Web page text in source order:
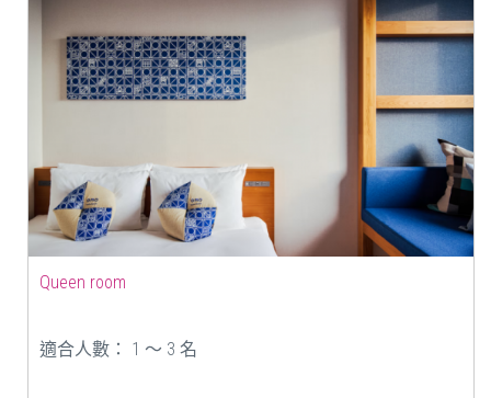
Queen room
適合人數： 1 ～ 3 名